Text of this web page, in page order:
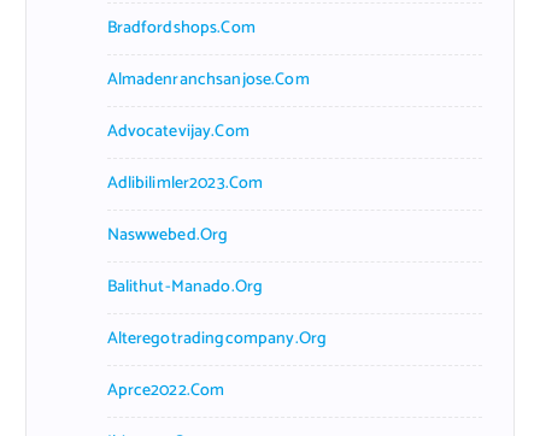
Bradfordshops.com
Almadenranchsanjose.com
Advocatevijay.com
Adlibilimler2023.com
Naswwebed.org
Balithut-Manado.org
Alteregotradingcompany.org
Aprce2022.com